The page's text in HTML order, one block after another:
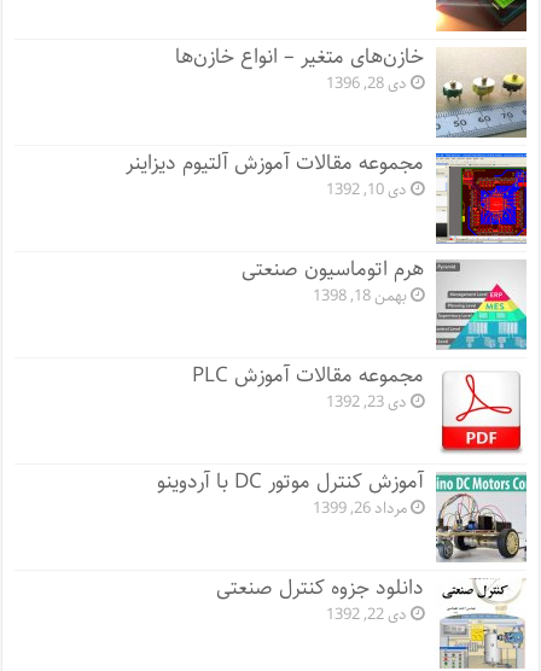
خازن‌های متغیر – انواع خازن‌ها
دی 28, 1396
مجموعه مقالات آموزش آلتیوم دیزاینر
دی 10, 1392
هرم اتوماسیون صنعتی
بهمن 18, 1398
مجموعه مقالات آموزش PLC
دی 23, 1392
آموزش کنترل موتور DC با آردوینو
مرداد 26, 1399
دانلود جزوه کنترل صنعتی
دی 22, 1392